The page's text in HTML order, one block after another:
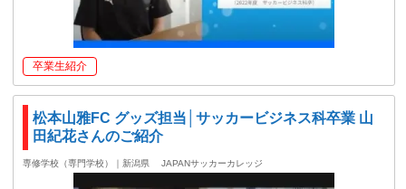
卒業生紹介
松本山雅FC グッズ担当│サッカービジネス科卒業 山
田紀花さんのご紹介
専修学校（専門学校）｜新潟県 JAPANサッカーカレッジ